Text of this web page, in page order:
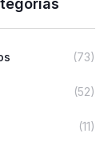
(73)
(52)
(11)